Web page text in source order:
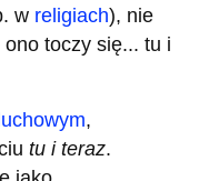
w religiach), nie
toczy się... tu i
,
tu i teraz.